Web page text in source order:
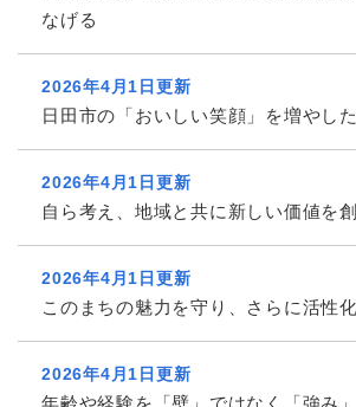
なげる
2026年4月1日更新
日田市の「おいしい笑顔」を増やし
2026年4月1日更新
自ら考え、地域と共に新しい価値を
2026年4月1日更新
このまちの魅力を守り、さらに活性
2026年4月1日更新
年齢や経験を「壁」ではなく「強み